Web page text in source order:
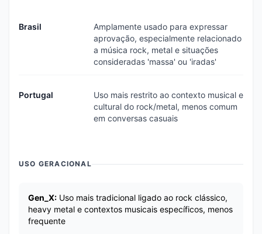
Brasil
Amplamente usado para expressar
aprovação, especialmente relacionado
a música rock, metal e situações
consideradas 'massa' ou 'iradas'
Portugal
Uso mais restrito ao contexto musical e
cultural do rock/metal, menos comum
em conversas casuais
USO GERACIONAL
Gen_X: Uso mais tradicional ligado ao rock clássico,
heavy metal e contextos musicais específicos, menos
frequente